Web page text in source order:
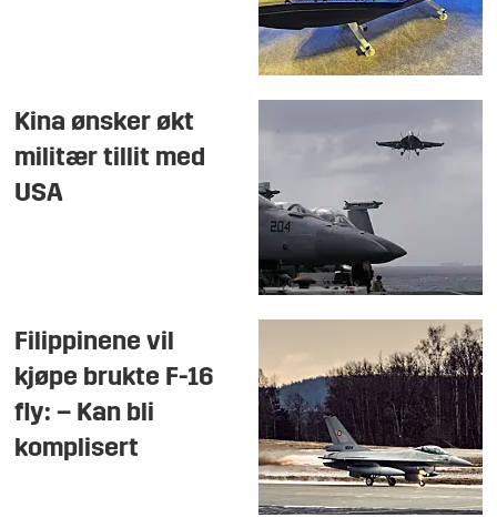
Kina ønsker økt
militær tillit med
USA
Filippinene vil
kjøpe brukte F-16
fly: – Kan bli
komplisert